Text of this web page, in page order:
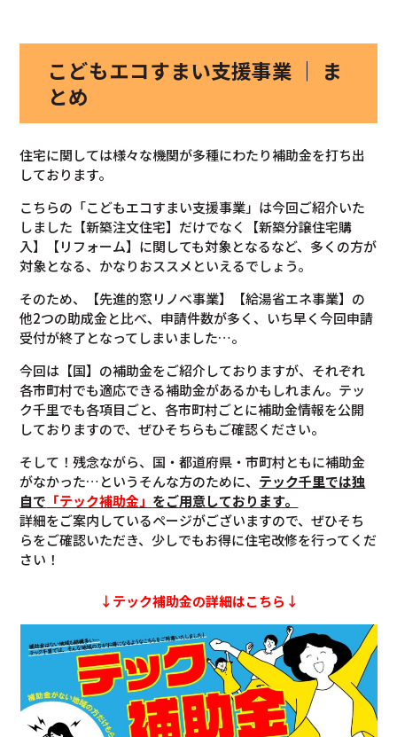
こどもエコすまい支援事業 ｜ ま
とめ
住宅に関しては様々な機関が多種にわたり補助金を打ち出
しております。
こちらの「こどもエコすまい支援事業」は今回ご紹介いた
しました【新築注文住宅】だけでなく【新築分譲住宅購
入】【リフォーム】に関しても対象となるなど、多くの方が
対象となる、かなりおススメといえるでしょう。
そのため、【先進的窓リノベ事業】【給湯省エネ事業】の
他2つの助成金と比べ、申請件数が多く、いち早く今回申請
受付が終了となってしまいました…。
今回は【国】の補助金をご紹介しておりますが、それぞれ
各市町村でも適応できる補助金があるかもしれまん。テッ
ク千里でも各項目ごと、各市町村ごとに補助金情報を公開
しておりますので、ぜひそちらもご確認ください。
そして！残念ながら、国・都道府県・市町村ともに補助金
がなかった…というそんな方のために、 テック千里では独
自で 「テック補助金」 をご用意しております。
詳細をご案内しているページがございますので、ぜひそち
らをご確認いただき、少しでもお得に住宅改修を行ってくだ
さい！
↓テック補助金の詳細はこちら↓